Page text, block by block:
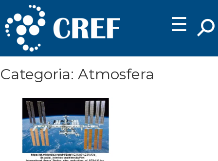
☰
Categoria: Atmosfera